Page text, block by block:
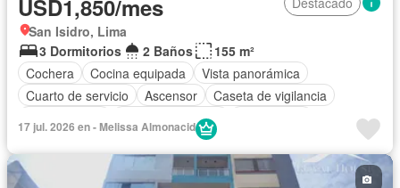
USD1,850/mes
San Isidro, Lima
3 Dormitorios
2 Baños
155 m²
Cochera
Cocina equipada
Vista panorámica
Cuarto de servicio
Ascensor
Caseta de vigilancia
Permite mascotas
17 jul. 2026 en - Melissa Almonacid